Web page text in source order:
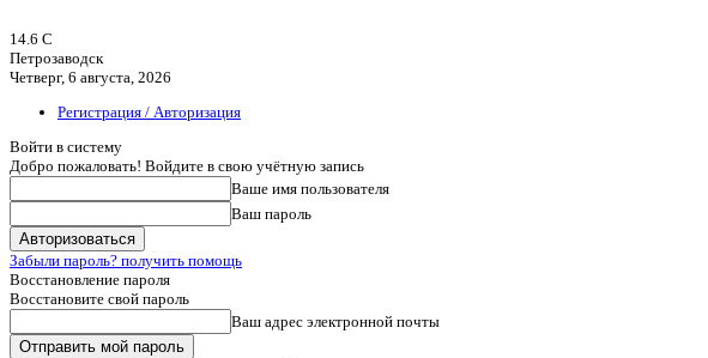
14.6 C
Петрозаводск
Четверг, 6 августа, 2026
Регистрация / Авторизация
Войти в систему
Добро пожаловать! Войдите в свою учётную запись
Ваше имя пользователя
Ваш пароль
Забыли пароль? получить помощь
Восстановление пароля
Восстановите свой пароль
Ваш адрес электронной почты